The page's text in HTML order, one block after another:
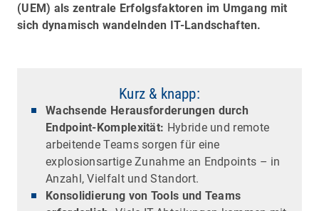
(UEM) als zentrale Erfolgsfaktoren im Umgang mit
sich dynamisch wandelnden IT-Landschaften.
Kurz & knapp:
Wachsende Herausforderungen durch
Endpoint-Komplexität: Hybride und remote
arbeitende Teams sorgen für eine
explosionsartige Zunahme an Endpoints – in
Anzahl, Vielfalt und Standort.
Konsolidierung von Tools und Teams